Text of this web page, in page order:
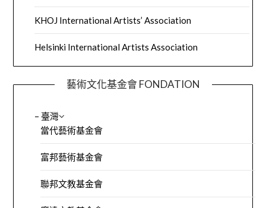
KHOJ International Artists’ Association
Helsinki International Artists Association
藝術文化基金會 FONDATION
– 臺灣
當代藝術基金會
富邦藝術基金會
聯邦文教基金會